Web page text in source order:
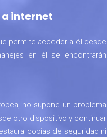
internet
permite acceder a él desde
en él se encontrarán
no supone un problema
otro dispositivo y continuar
copias de seguridad ni